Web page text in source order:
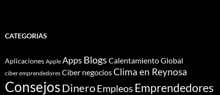
CATEGORIAS
Aplicaciones Apple Apps Blogs Calentamiento Global
ciber emprendedores Ciber negociosClima en Reynosa
ConsejosDineroEmpleos Emprendedores